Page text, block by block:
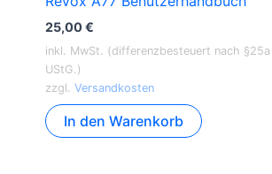
25,00€
inkl. MwSt. (differenzbesteuert nach §25a
UStG.)
zzgl. Versandkosten
In den Warenkorb